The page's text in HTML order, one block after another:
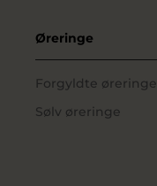
Øreringe
Forgyldte øreringe
Sølv øreringe